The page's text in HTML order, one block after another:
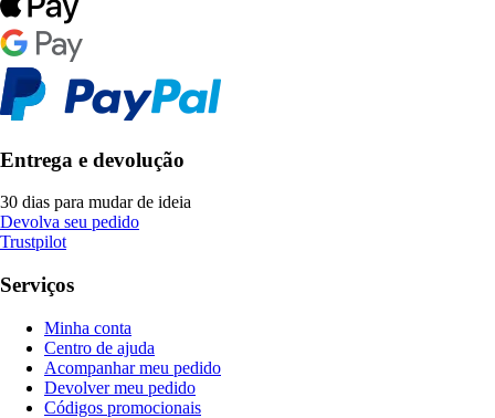
Entrega e devolução
30 dias para mudar de ideia
Devolva seu pedido
Trustpilot
Serviços
Minha conta
Centro de ajuda
Acompanhar meu pedido
Devolver meu pedido
Códigos promocionais